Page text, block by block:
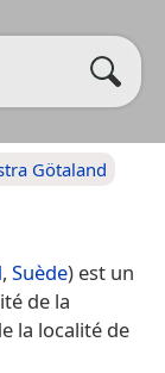
Götaland
, Suède) est un
de la
la localité de